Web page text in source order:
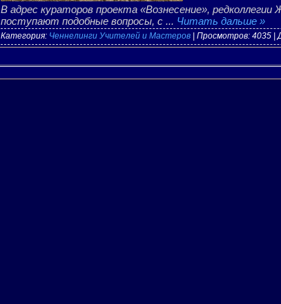
В адрес кураторов проекта «Вознесение»,
поступают подобные вопросы, с ... Читать дальше »
Категория: Ченнелинги Учителей и Мастеров | Просмотров: 4035 |